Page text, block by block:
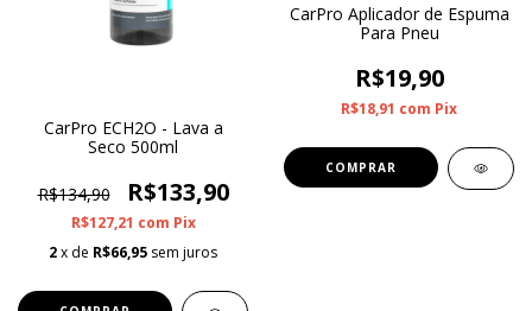
CarPro ECH2O - Lava a
Seco 500ml
R$134,90 R$133,90
R$127,21 com Pix
2x de R$66,95 sem juros
CarPro Aplicador de Espuma
Para Pneu
R$19,90
R$18,91 com Pix